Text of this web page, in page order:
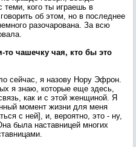
теми, кого ты играешь в
об этом, но в последнее
разочарована. За всю
чашечку чая, кто бы это
сейчас, я назову Нору Эфрон.
я знаю, которые еще здесь,
как и с этой женщиной. Я
момент жизни для меня
с ней], и, вероятно, это - ну,
была наставницей многих